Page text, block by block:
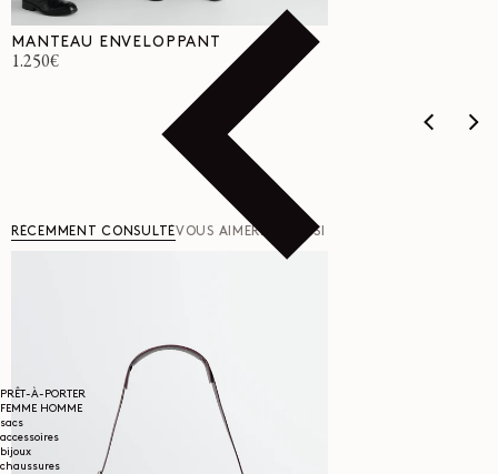
PRÊT-À-PORTER
FEMME HOMME
sacs
accessoires
bijoux
chaussures
MANTEAU ENVELOPPANT
Prix
1.250€
RÉCEMMENT CONSULTÉVOUS AIMERIEZ AUSSI